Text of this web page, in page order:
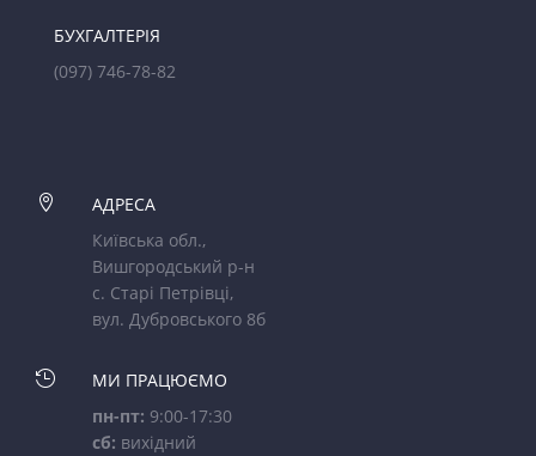
БУХГАЛТЕРІЯ
(097) 746-78-82

АДРЕСА
Київська обл.,
Вишгородський р-н
с. Старі Петрівці,
вул. Дубровського 8б

МИ ПРАЦЮЄМО
пн-пт: 9:00-17:30
сб: вихідний